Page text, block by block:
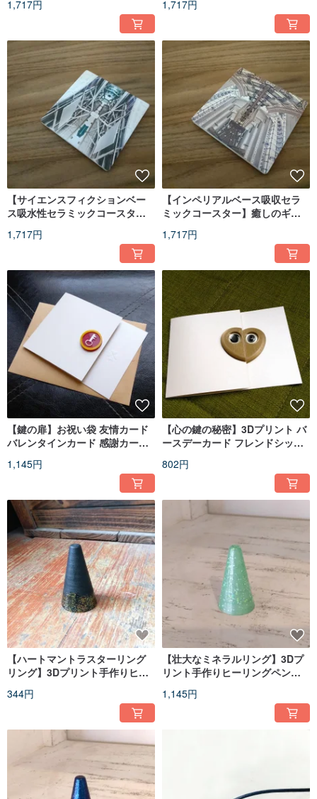
1,717円
ス
1,717円
【サイエンスフィクションベー
ス吸水性セラミックコースタ
プル、クリスマス
1,717円
【インペリアルベース吸収セラ
ミックコースター】癒しのギフ
ス
1,717円
【鍵の扉】お祝い袋 友情カード
バレンタインカード 感謝カード
1,145円
【心の鍵の秘密】3Dプリント バ
ースデーカード フレンドシップ
ード ギフトカード
802円
【ハートマントラスターリング
リング】3Dプリント手作りヒー
ング
344円
【壮大なミネラルリング】3Dプ
リント手作りヒーリングペンダ
1,145円